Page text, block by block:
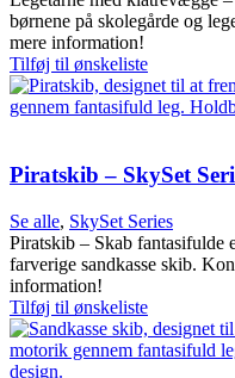
børnene på skolegårde og
mere information!
Tilføj til ønskeliste
Piratskib – SkySet
Se alle, SkySet Series
Piratskib – Skab fantasifulde
farverige sandkasse skib.
information!
Tilføj til ønskeliste